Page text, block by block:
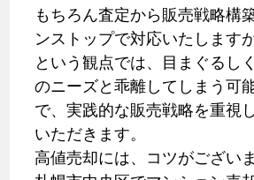
もちろん査定から販売戦略構
ンストップで対応いたします
という観点では、目まぐるし
のニーズと乖離してしまう可
で、実践的な販売戦略を重視
いただきます。
高値売却には、コツがございま